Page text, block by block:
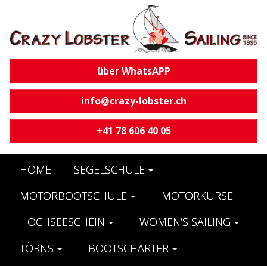
über WhatsAPP
info@crazy-lobster.ch
+41 78 606 40 05
HOME
SEGELSCHULE
MOTORBOOTSCHULE
MOTORKURSE
HOCHSEESCHEIN
WOMEN‘S SAILING
TÖRNS
BOOTSCHARTER